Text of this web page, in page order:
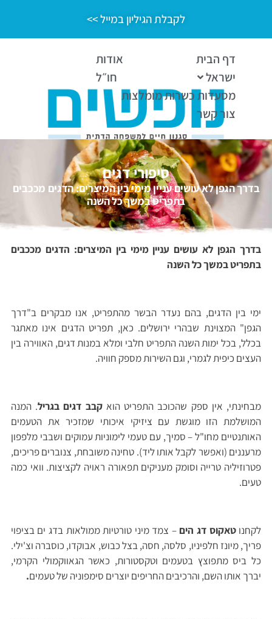
לקבלת הגיליון במייל >>
דף הבית
אודות
ישראל
חו״ל
מסעדות כשרות מומלצות
צור קשר
סיפורי דגים
בדרך הגפן לא עושים עניין מימי בין המיצרים: הדגים מככבים
בתפריט במשך כל השנה
בדרך הגפן לא עושים עניין מימי בין המיצרים: הדגים מככבים
בתפריט במשך כל השנה
ימי בין הדגים, בהם נעדר הבשר מהתפריט, אנו מבקרים ב"דרך
הגפן" המצוינת שבהרי ירושלים. כאן, תפריט הדגים אינו מאתגר
בכלל, בכל ימות השנה התפריט חלבי ומלא במנות דגים, האווירה בין
העצים כיפית לגמרי, וגם השירות מספק חוויה.
מבחינתי, אין ספק שהכוכב התפריט הואקבב דגים בגריל. המנה
המושלמת הזו מוגשת עם ציזיקי איכותי שמזכיר את הטעמים
האותנטיים מחו"ל – סמיך, עם טעמי לימוניות עמוקים ושבבי מלפפון
מרעננים (ואפשר לקבל אותו ליד). טחינה משובחת, צנוברים פריכים,
פטרוזיליה טרייה וסומק מעניקים תפאורה ראויה לקציצות. וואי כמה
טעים.
לקחנוטאקוס דג הים – צמד מיני טורטיות ממולאות בדג ים בציפוי
פריך, מיונז חלפיניו, סלסה, חסה, בצל כבוש, אבוקדו, כוסברה וצ'ילי.
כל ביס מתפוצץ בטעמים וטקסטורות, כאשר הגאווקמולי הקרמי,
יברך אותו השם, והרכיבים החריפים יוצרים סימפוניה של טעמים.